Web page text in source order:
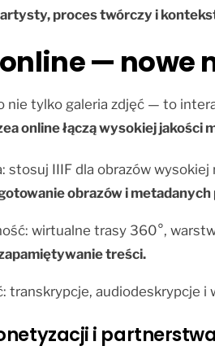
proces twórczy i
— nowe
nie tylko galeria zdjęć — to
online łączą wysokiej jakości
stosuj IIIF dla obrazów
obrazów i
wirtualne trasy 360°,
treści.
transkrypcje, audiodeskrypcje
i partnerstwa